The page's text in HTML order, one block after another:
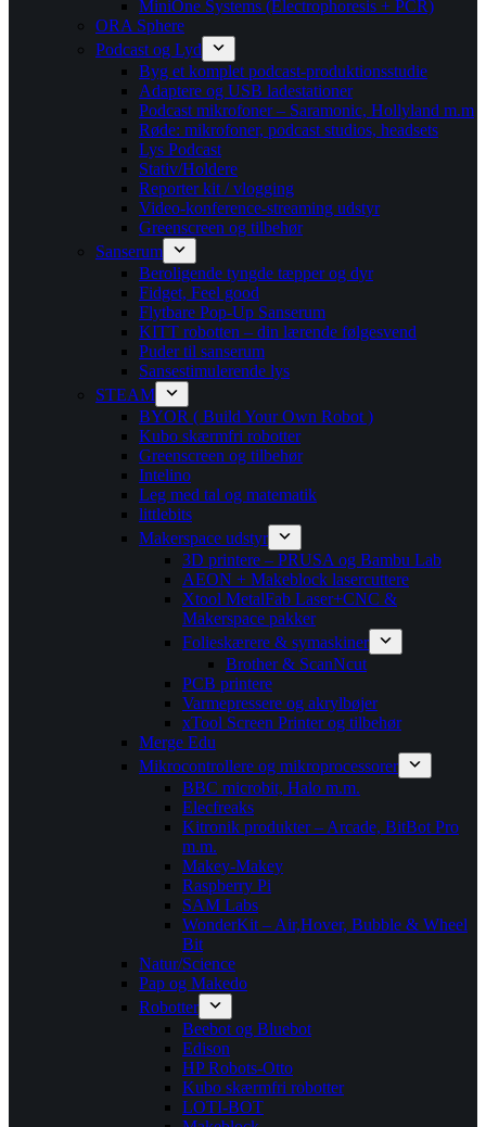
MiniOne Systems (Electrophoresis + PCR)
ORA Sphere
Podcast og Lyd
Byg et komplet podcast-produktionsstudie
Adaptere og USB ladestationer
Podcast mikrofoner – Saramonic, Hollyland m.m
Røde: mikrofoner, podcast studios, headsets
Lys Podcast
Stativ/Holdere
Reporter kit / vlogging
Video-konference-streaming udstyr
Greenscreen og tilbehør
Sanserum
Beroligende tyngde tæpper og dyr
Fidget, Feel good
Flytbare Pop-Up Sanserum
KITT robotten – din lærende følgesvend
Puder til sanserum
Sansestimulerende lys
STEAM
BYOR ( Build Your Own Robot )
Kubo skærmfri robotter
Greenscreen og tilbehør
Intelino
Leg med tal og matematik
littlebits
Makerspace udstyr
3D printere – PRUSA og Bambu Lab
AEON + Makeblock lasercuttere
Xtool MetalFab Laser+CNC &
Makerspace pakker
Folieskærere & symaskiner
Brother & ScanNcut
PCB printere
Varmepressere og akrylbøjer
xTool Screen Printer og tilbehør
Merge Edu
Mikrocontrollere og mikroprocessorer
BBC microbit, Halo m.m.
Elecfreaks
Kitronik produkter – Arcade, BitBot Pro
m.m.
Makey-Makey
Raspberry Pi
SAM Labs
WonderKit – Air,Hover, Bubble & Wheel
Bit
Natur/Science
Pap og Makedo
Robotter
Beebot og Bluebot
Edison
HP Robots-Otto
Kubo skærmfri robotter
LOTI-BOT